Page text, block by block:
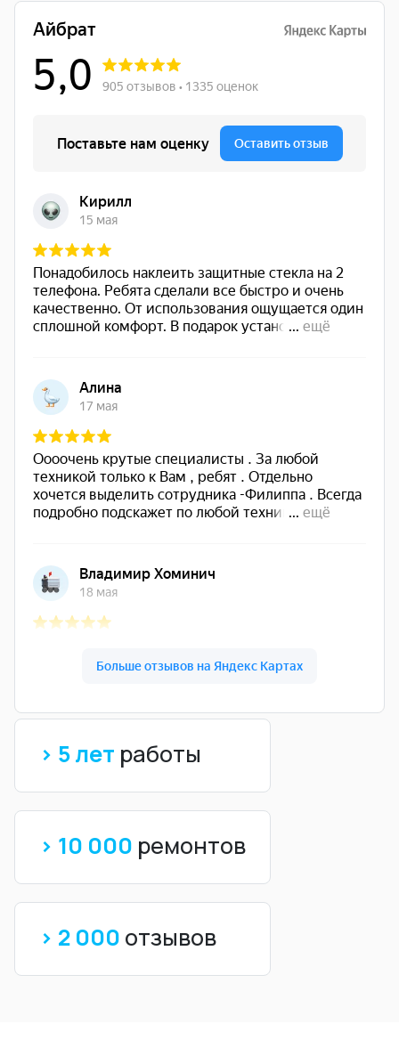
> 5 лет работы
> 10 000 ремонтов
> 2 000 отзывов